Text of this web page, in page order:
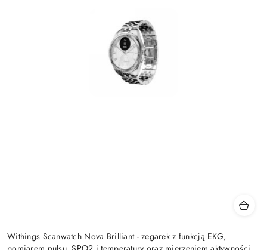
Withings Scanwatch Nova Brilliant - zegarek z funkcją EKG,